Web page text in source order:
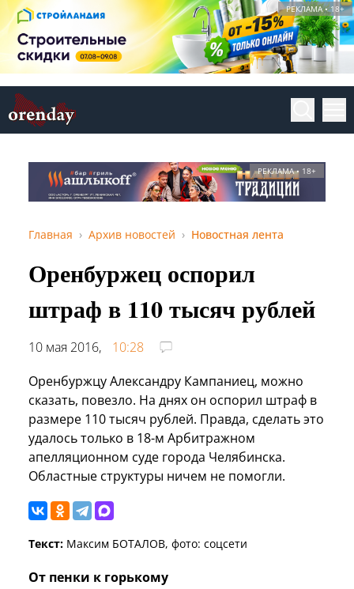
РЕКЛАМА • 18+
РЕКЛАМА • 18+
Главная Архив новостей Новостная лента
Оренбуржец оспорил
штраф в 110 тысяч рублей
10 мая 2016,
10:28
Оренбуржцу Александру Кампаниец, можно
сказать, повезло. На днях он оспорил штраф в
размере 110 тысяч рублей. Правда, сделать это
удалось только в 18-м Арбитражном
апелляционном суде города Челябинска.
Областные структуры ничем не помогли.
Текст: Максим БОТАЛОВ, фото: соцсети
От пенки к горькому